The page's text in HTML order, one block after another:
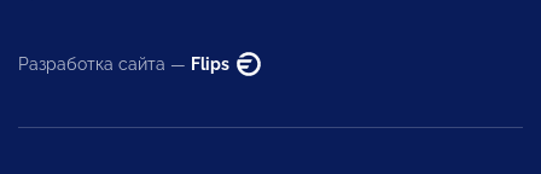
Разработка сайта — Flips